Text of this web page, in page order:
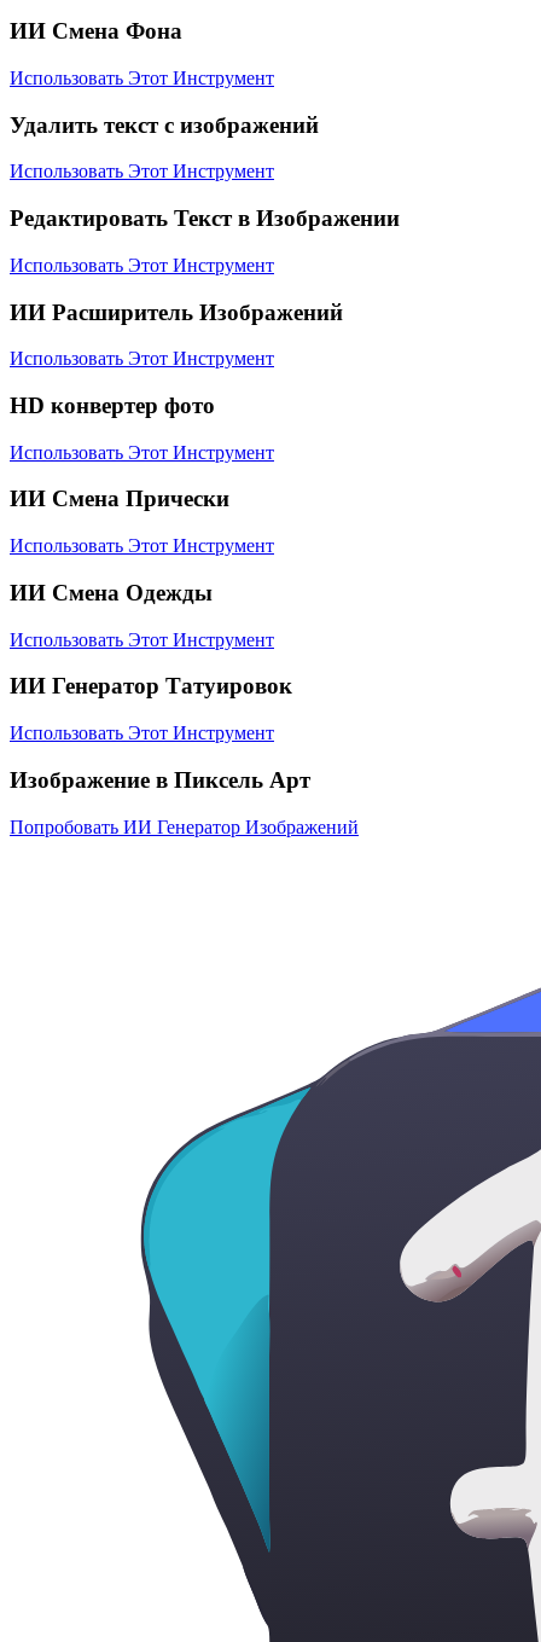
ИИ Смена Фона
Использовать Этот Инструмент
Удалить текст с изображений
Использовать Этот Инструмент
Редактировать Текст в Изображении
Использовать Этот Инструмент
ИИ Расширитель Изображений
Использовать Этот Инструмент
HD конвертер фото
Использовать Этот Инструмент
ИИ Смена Прически
Использовать Этот Инструмент
ИИ Смена Одежды
Использовать Этот Инструмент
ИИ Генератор Татуировок
Использовать Этот Инструмент
Изображение в Пиксель Арт
Попробовать ИИ Генератор Изображений